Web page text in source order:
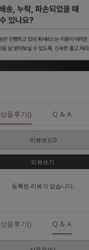
상품후기() Q & A
리뷰보드0
리뷰쓰기
등록된 리뷰가 없습니다.
상품후기() Q & A